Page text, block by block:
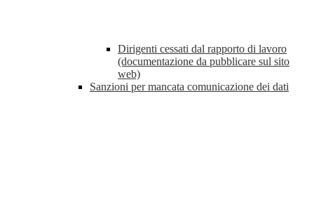
Dirigenti cessati dal rapporto di lavoro
(documentazione da pubblicare sul sito
web)
Sanzioni per mancata comunicazione dei dati